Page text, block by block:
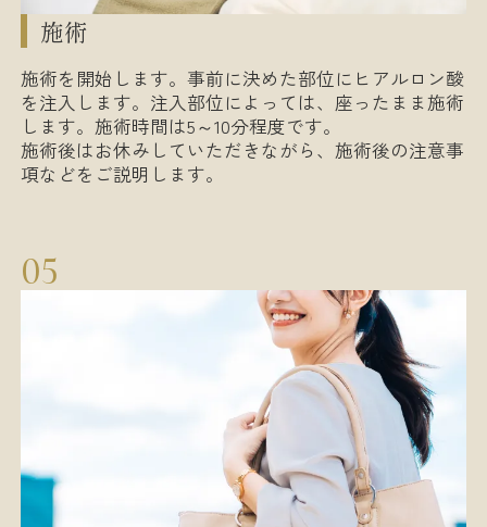
施術
施術を開始します。事前に決めた部位にヒアルロン酸
を注入します。注入部位によっては、座ったまま施術
します。施術時間は5～10分程度です。
施術後はお休みしていただきながら、施術後の注意事
項などをご説明します。